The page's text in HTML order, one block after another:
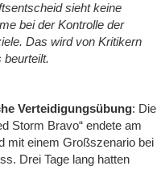
sieht keine
bei der Kontrolle der
Das wird von Kritikern
beurteilt.
Verteidigungsübung: Die
Storm Bravo“ endete am
mit einem Großszenario bei
Drei Tage lang hatten